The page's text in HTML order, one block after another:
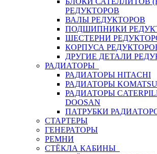
РЕДУКТОРОВ
ВАЛЫ РЕДУКТОРОВ
ПОДШИПНИКИ
ШЕСТЕРНИ
КОРПУСА
ДРУГИЕ ДЕТАЛИ
РАДИАТОРЫ
РАДИАТОРЫ HITACHI
РАДИАТОРЫ KOMATSU
РАДИАТОРЫ
DOOSAN
ПАТРУБКИ
СТАРТЕРЫ
ГЕНЕРАТОРЫ
РЕМНИ
СТЁКЛА КАБИНЫ